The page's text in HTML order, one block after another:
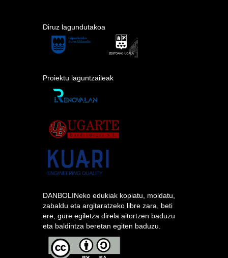
Diruz lagundutakoa
Proiektu laguntzaileak
DANBOLINeko edukiak kopiatu, moldatu,
zabaldu eta argitaratzeko libre zara, beti
ere, gure egiletza direla aitortzen baduzu
eta baldintza beretan egiten baduzu.